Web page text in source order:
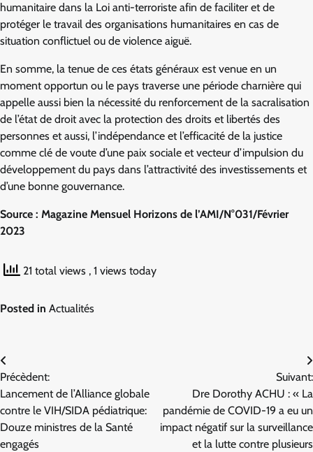
humanitaire dans la Loi anti-terroriste afin de faciliter et de
protéger le travail des organisations humanitaires en cas de
situation conflictuel ou de violence aiguë.
En somme, la tenue de ces états généraux est venue en un
moment opportun ou le pays traverse une période charnière qui
appelle aussi bien la nécessité du renforcement de la sacralisation
de l’état de droit avec la protection des droits et libertés des
personnes et aussi, l’indépendance et l’efficacité de la justice
comme clé de voute d’une paix sociale et vecteur d’impulsion du
développement du pays dans l’attractivité des investissements et
d’une bonne gouvernance.
Source : Magazine Mensuel Horizons de l’AMI/N°031/Février
2023
21 total views , 1 views today
Posted in Actualités
Navigation
de
l’article
Précèdent:
Lancement de l’Alliance globale
contre le VIH/SIDA pédiatrique:
Douze ministres de la Santé
engagés
Suivant:
Dre Dorothy ACHU : « La
pandémie de COVID-19 a eu un
impact négatif sur la surveillance
et la lutte contre plusieurs